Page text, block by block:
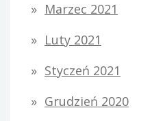
Marzec 2021
Luty 2021
Styczeń 2021
Grudzień 2020